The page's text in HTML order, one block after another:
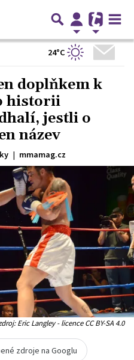
24°C
doplňkem k
historii
jestli o
název
| mmamag.cz
Eric Langley - licence CC BY-SA 4.0
zdroje na Googlu